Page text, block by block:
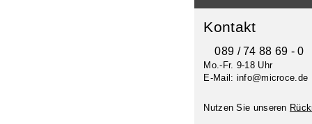
Kontakt
089 / 74 88 69 - 0
Mo.-Fr. 9-18 Uhr
E-Mail: info@microce.de
Nutzen Sie unseren